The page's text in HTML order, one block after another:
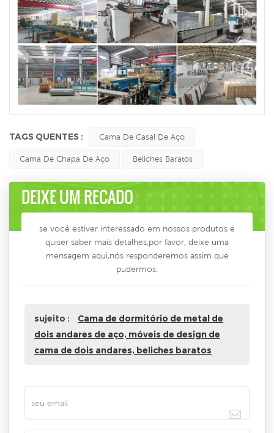
TAGS QUENTES : Cama De Casal De Aço
Cama De Chapa De Aço Beliches Baratos
DEIXE UM RECADO
se você estiver interessado em nossos produtos e
quiser saber mais detalhes,por favor, deixe uma
mensagem aqui,nós responderemos assim que
pudermos.
sujeito :
Cama de dormitório de metal de
dois andares de aço, móveis de design de
cama de dois andares, beliches baratos